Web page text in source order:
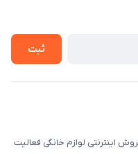
ثبت
اینترنتی لوازم خانگی فعالیت